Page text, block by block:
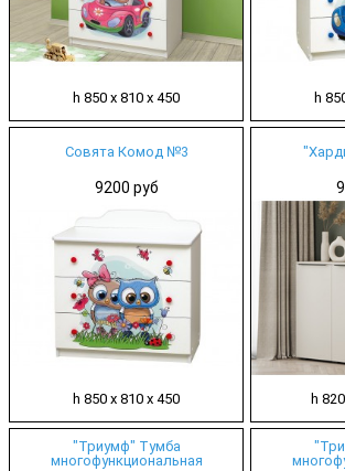
h 850 х 810 х 450 h
Совята Комод №3
9200 руб
h 850 х 810 х 450 h
"Триумф" Тумба
многофункциональная